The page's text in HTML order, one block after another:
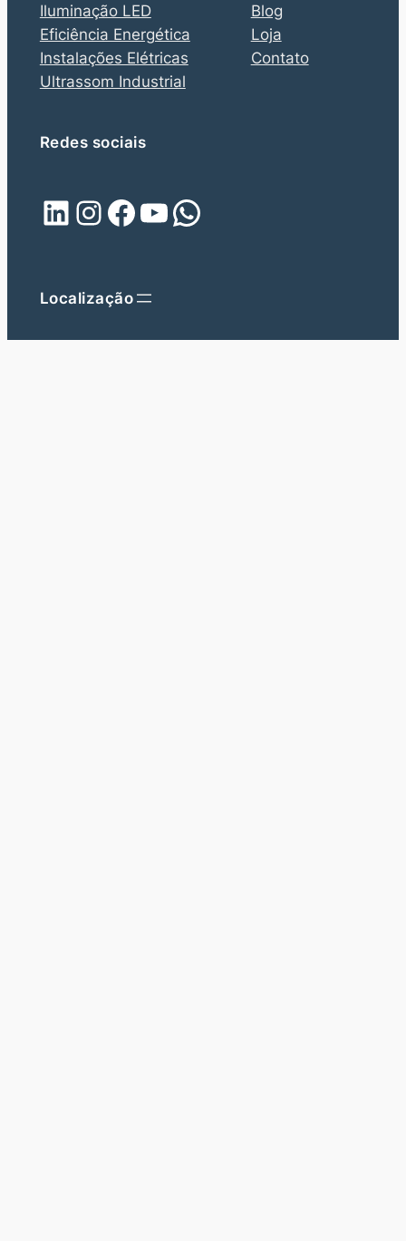
Iluminação LED
Eficiência Energética
Instalações Elétricas
Ultrassom Industrial
Blog
Loja
Contato
Redes sociais
LinkedIn Instagram Facebook Youtube WhatsApp
Localização